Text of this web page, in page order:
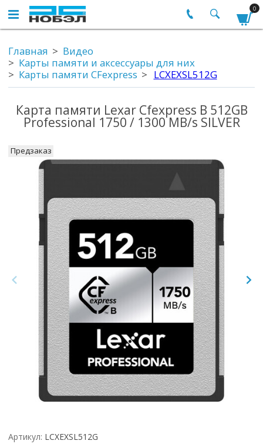
0
Главная
Видео
Карты памяти и аксессуары для них
Карты памяти CFexpress
LCXEXSL512G
Карта памяти Lexar Cfexpress B 512GB
Professional 1750 / 1300 MB/s SILVER
Предзаказ
Артикул: LCXEXSL512G